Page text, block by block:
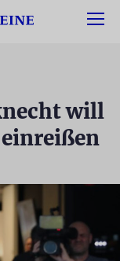
will